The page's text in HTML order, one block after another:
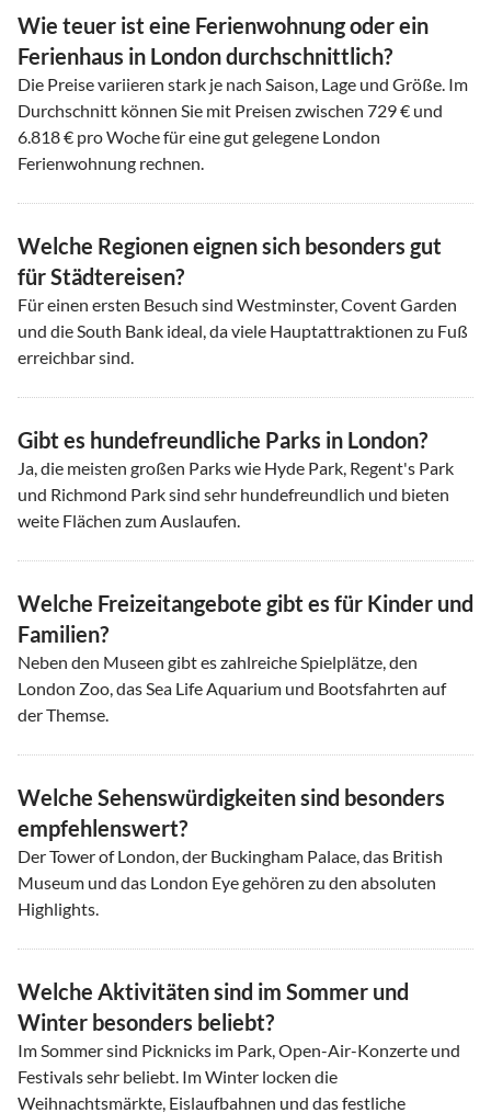
Wie teuer ist eine Ferienwohnung oder ein
Ferienhaus in London durchschnittlich?
Die Preise variieren stark je nach Saison, Lage und Größe. Im
Durchschnitt können Sie mit Preisen zwischen 729 € und
6.818 € pro Woche für eine gut gelegene London
Ferienwohnung rechnen.
Welche Regionen eignen sich besonders gut
für Städtereisen?
Für einen ersten Besuch sind Westminster, Covent Garden
und die South Bank ideal, da viele Hauptattraktionen zu Fuß
erreichbar sind.
Gibt es hundefreundliche Parks in London?
Ja, die meisten großen Parks wie Hyde Park, Regent's Park
und Richmond Park sind sehr hundefreundlich und bieten
weite Flächen zum Auslaufen.
Welche Freizeitangebote gibt es für Kinder und
Familien?
Neben den Museen gibt es zahlreiche Spielplätze, den
London Zoo, das Sea Life Aquarium und Bootsfahrten auf
der Themse.
Welche Sehenswürdigkeiten sind besonders
empfehlenswert?
Der Tower of London, der Buckingham Palace, das British
Museum und das London Eye gehören zu den absoluten
Highlights.
Welche Aktivitäten sind im Sommer und
Winter besonders beliebt?
Im Sommer sind Picknicks im Park, Open-Air-Konzerte und
Festivals sehr beliebt. Im Winter locken die
Weihnachtsmärkte, Eislaufbahnen und das festliche